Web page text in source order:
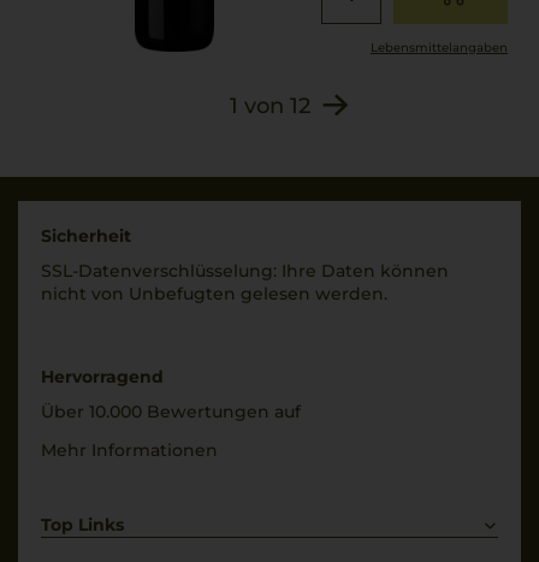
Lebensmittel­angaben
1 von 12
Sicherheit
SSL-Daten­verschlüs­selung: Ihre Daten können
nicht von Unbe­fugten gelesen werden.
Hervorragend
Über 10.000 Bewertungen auf
Mehr Informationen
Top Links